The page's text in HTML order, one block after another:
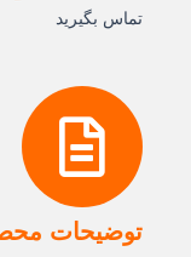
تماس بگیرید
توضیحات